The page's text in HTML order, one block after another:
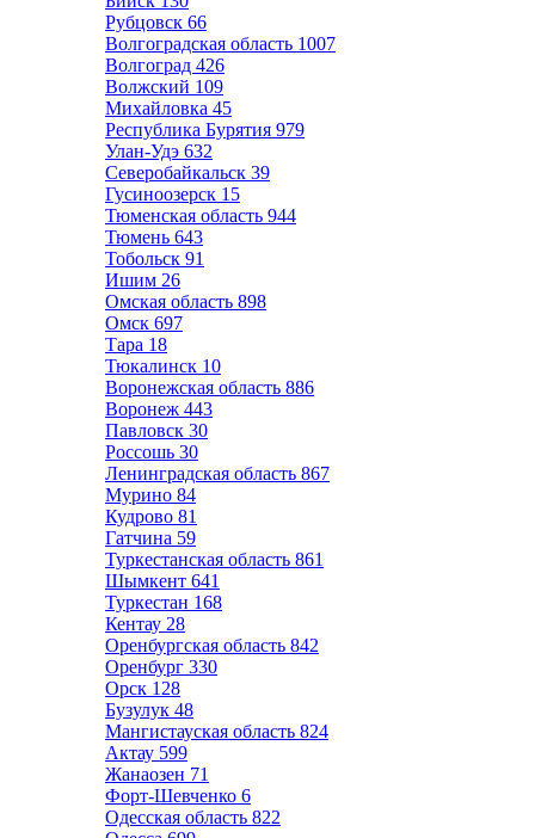
Рубцовск 66
Волгоградская область 1007
Волгоград 426
Волжский 109
Михайловка 45
Республика Бурятия 979
Улан-Удэ 632
Северобайкальск 39
Гусиноозерск 15
Тюменская область 944
Тюмень 643
Тобольск 91
Ишим 26
Омская область 898
Омск 697
Тара 18
Тюкалинск 10
Воронежская область 886
Воронеж 443
Павловск 30
Россошь 30
Ленинградская область 867
Мурино 84
Кудрово 81
Гатчина 59
Туркестанская область 861
Шымкент 641
Туркестан 168
Кентау 28
Оренбургская область 842
Оренбург 330
Орск 128
Бузулук 48
Мангистауская область 824
Актау 599
Жанаозен 71
Форт-Шевченко 6
Одесская область 822